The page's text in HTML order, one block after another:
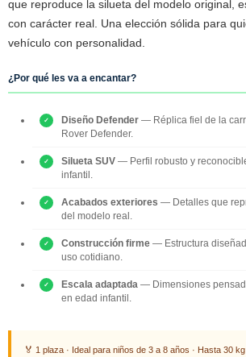
que reproduce la silueta del modelo original,
con carácter real. Una elección sólida para
vehículo con personalidad.
¿Por qué les va a encantar?
Diseño Defender — Réplica fiel de la
Rover Defender.
Silueta SUV — Perfil robusto y
infantil.
Acabados exteriores — Detalles que
del modelo real.
Construcción firme — Estructura
uso cotidiano.
Escala adaptada — Dimensiones
en edad infantil.
🏅 1 plaza · Ideal para niños de 3 a 8 años · Hasta 30 kg